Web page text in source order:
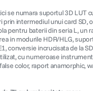
se numara suportul 3D LUT
prin intermediul unui card SD,
pentru baterii din seria L, un
in modurile HDR/HLG,
conversie incrucisata de la
cu numeroase
color, raport anamorphic,